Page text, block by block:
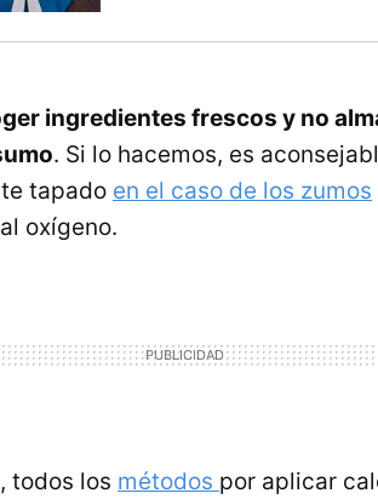
ingredientes frescos y no
. Si lo hacemos, es
tapado en el caso de los zumos
oxígeno.
todos los métodos por aplicar